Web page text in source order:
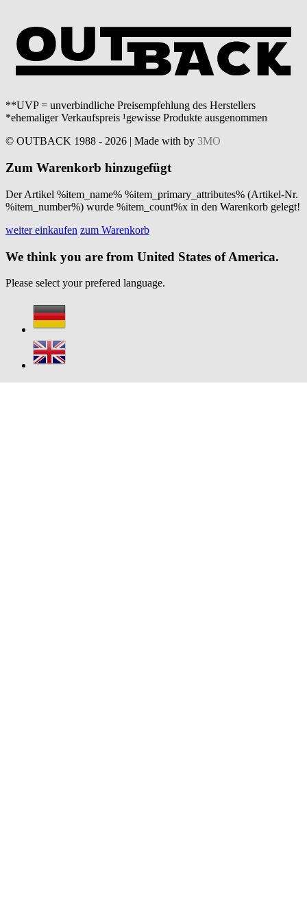
**UVP = unverbindliche Preisempfehlung des Herstellers
*ehemaliger Verkaufspreis ¹gewisse Produkte ausgenommen
© OUTBACK 1988 - 2026 | Made with by 3MO
Zum Warenkorb hinzugefügt
Der Artikel %item_name% %item_primary_attributes% (Artikel-Nr.
%item_number%) wurde %item_count%x in den Warenkorb gelegt!
weiter einkaufen zum Warenkorb
We think you are from United States of America.
Please select your prefered language.